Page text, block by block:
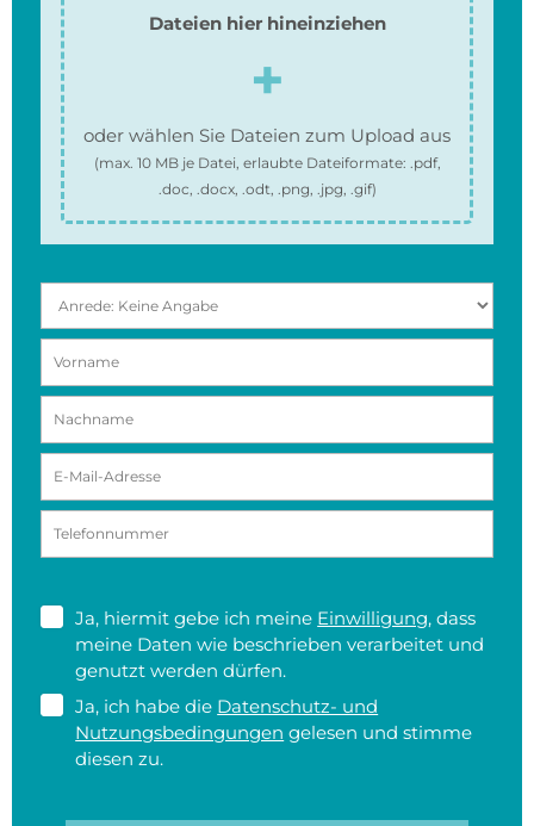
Dateien hier hineinziehen
oder wählen Sie Dateien zum Upload aus
(max. 10 MBje Datei, erlaubte Dateiformate: .pdf,
.doc, .docx, .odt, .png, .jpg, .gif)
Ja, hiermit gebe ich meine Einwilligung, dass
meine Daten wie beschrieben verarbeitet und
genutzt werden dürfen.
Ja, ich habe die Datenschutz- und
Nutzungsbedingungen gelesen und stimme
diesen zu.